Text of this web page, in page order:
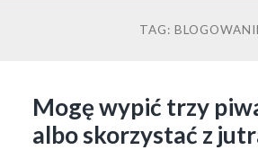
TAG:
Mogę wypić trzy
albo skorzystać z